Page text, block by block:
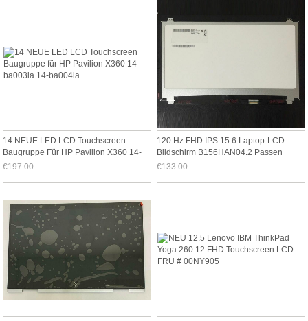
14 NEUE LED LCD Touchscreen
Baugruppe Für HP Pavilion X360 14-
Ba003la 14-Ba004la
€197.00
120 Hz FHD IPS 15.6 Laptop-LCD-
Bildschirm B156HAN04.2 Passen
B156HAN04.3 B156HAN04.5
€133.00